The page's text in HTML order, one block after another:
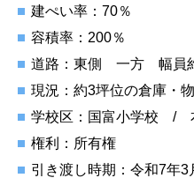
建ぺい率：70％
容積率：200％
道路：東側 一方 幅員
現況：約3坪位の倉庫・
学校区：国富小学校 /
権利：所有権
引き渡し時期：令和7年3